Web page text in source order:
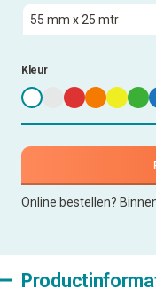
Kleur
Online bestellen?